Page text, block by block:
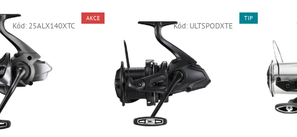
p
Kód: 25ALX140XTC
AKCE
Kód: ULTSPODXTE
TIP